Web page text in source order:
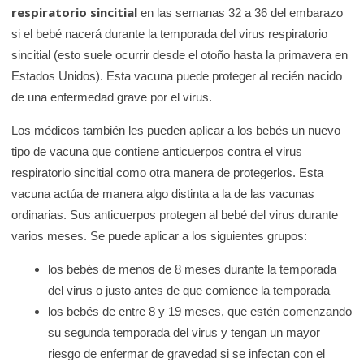
respiratorio sincitialen las semanas 32 a 36 del embarazo
si el bebé nacerá durante la temporada del virus respiratorio
sincitial (esto suele ocurrir desde el otoño hasta la primavera en
Estados Unidos). Esta vacuna puede proteger al recién nacido
de una enfermedad grave por el virus.
Los médicos también les pueden aplicar a los bebés un nuevo
tipo de vacuna que contiene anticuerpos contra el virus
respiratorio sincitial como otra manera de protegerlos. Esta
vacuna actúa de manera algo distinta a la de las vacunas
ordinarias. Sus anticuerpos protegen al bebé del virus durante
varios meses. Se puede aplicar a los siguientes grupos:
los bebés de menos de 8 meses durante la temporada
del virus o justo antes de que comience la temporada
los bebés de entre 8 y 19 meses, que estén comenzando
su segunda temporada del virus y tengan un mayor
riesgo de enfermar de gravedad si se infectan con el